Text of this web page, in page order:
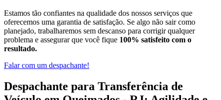
Estamos tão confiantes na qualidade dos nossos serviços que
oferecemos uma garantia de satisfação. Se algo não sair como
planejado, trabalharemos sem descanso para corrigir qualquer
problema e assegurar que você fique 100% satisfeito com o
resultado.
Falar com um despachante!
Despachante para Transferência de